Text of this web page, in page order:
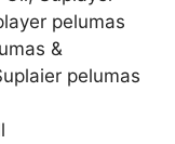
pelumas
&
pelumas